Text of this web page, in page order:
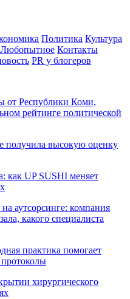
Политика Культура
Любопытное Контакты
PR у блогеров
от Республики Коми,
рейтинге политической
получила высокую оценку
как UP SUSHI меняет
аутсорсинге: компания
какого специалиста
практика помогает
хирургического